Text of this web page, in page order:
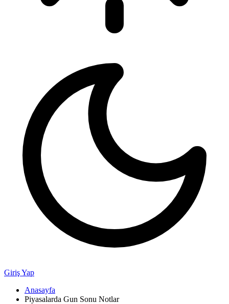
Giriş Yap
Anasayfa
Piyasalarda Gun Sonu Notlar